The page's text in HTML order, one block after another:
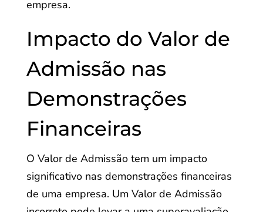
empresa.
Impacto do Valor de
Admissão nas
Demonstrações
Financeiras
O Valor de Admissão tem um impacto
significativo nas demonstrações financeiras
de uma empresa. Um Valor de Admissão